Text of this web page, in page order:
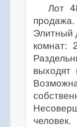
Лот
Элитный
комнат: